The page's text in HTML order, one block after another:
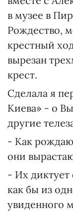
в музее в
Рождество,
крестный
вырезан
крест.
Сделала я
Киева» - о
другие
- Как
они
- Их
как бы из
увиденного